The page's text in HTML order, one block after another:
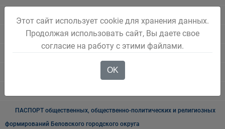
Публичные слушания. Архив
Общественные, национальные и религиозные организации
ПАСПОРТ общественных, общественно-политических и религиозных
формирований Беловского городского округа
Этот сайт использует cookie для хранения данных.
Продолжая использовать сайт, Вы даете свое
согласие на работу с этими файлами.
OK